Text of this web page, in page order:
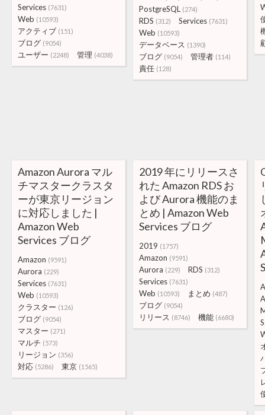
Services (7631)
Web (10593)
アクティブ (151)
ブログ (9054)
ユーザー (2248) 管理 (4038)
PostgreSQL (274)
RDS (312) Services (7631)
Web (10593)
データベース (1390)
ブログ (9054) 管理者 (114)
責任 (128)
Amazon Aurora マル
チマスタークラスタ
ーが東京リージョン
に対応しました |
Amazon Web
Services ブログ
Amazon (9591)
Aurora (229)
Services (7631)
Web (10593)
クラスター (126)
ブログ (9054)
マスター (271)
マルチ (573)
リージョン (356)
対応 (5286) 東京 (1565)
2019 年にリリースさ
れた Amazon RDS お
よび Aurora 機能のま
とめ | Amazon Web
Services ブログ
2019 (1757)
Amazon (9591)
Aurora (229) RDS (312)
Services (7631)
Web (10593) まとめ (487)
ブログ (9054)
リリース (8746) 機能 (6680)